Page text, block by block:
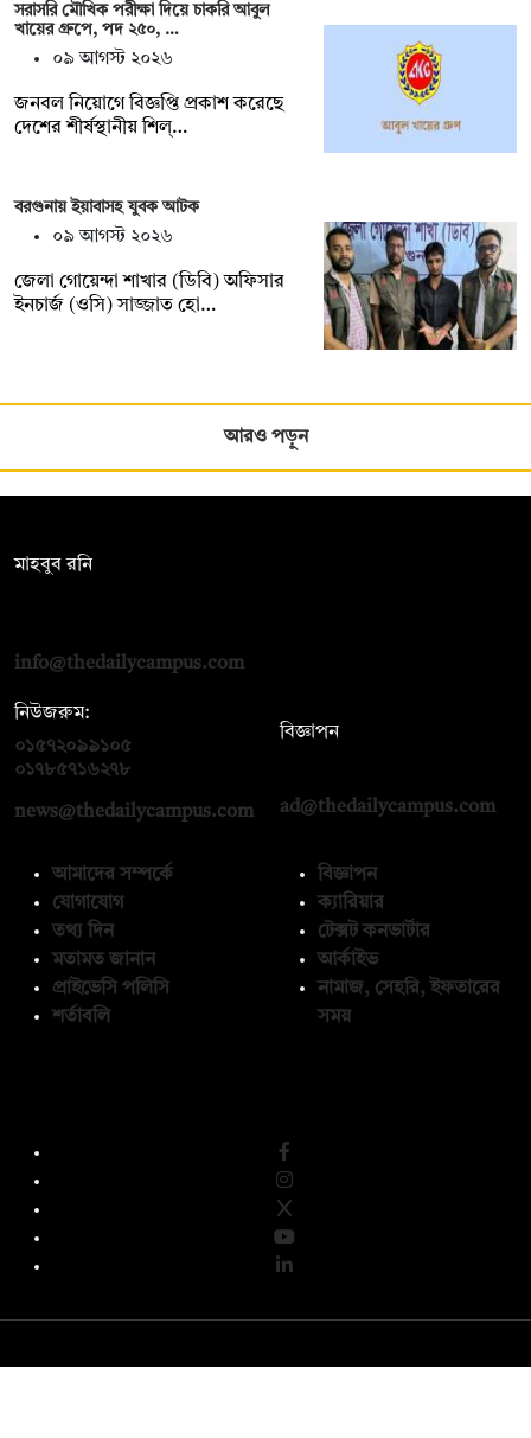
সরাসরি মৌখিক পরীক্ষা দিয়ে চাকরি আবুল
খায়ের গ্রুপে, পদ ২৫০, …
০৯ আগস্ট ২০২৬
জনবল নিয়োগে বিজ্ঞপ্তি প্রকাশ করেছে
দেশের শীর্ষস্থানীয় শিল্…
বরগুনায় ইয়াবাসহ যুবক আটক
০৯ আগস্ট ২০২৬
জেলা গোয়েন্দা শাখার (ডিবি) অফিসার
ইনচার্জ (ওসি) সাজ্জাত হো…
আরও পড়ুন
মাহবুব রনি
info@thedailycampus.com
নিউজরুম:
০১৫৭২০৯৯১০৫
০১৭৮৫৭১৬২৭৮
news@thedailycampus.com
বিজ্ঞাপন
ad@thedailycampus.com
আমাদের সম্পর্কে
যোগাযোগ
তথ্য দিন
মতামত জানান
প্রাইভেসি পলিসি
শর্তাবলি
বিজ্ঞাপন
ক্যারিয়ার
টেক্সট কনভার্টার
আর্কাইভ
নামাজ, সেহরি, ইফতারের
সময়